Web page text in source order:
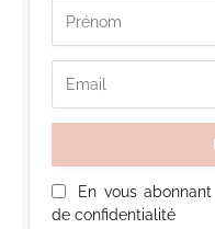
En vous
de confidentialité